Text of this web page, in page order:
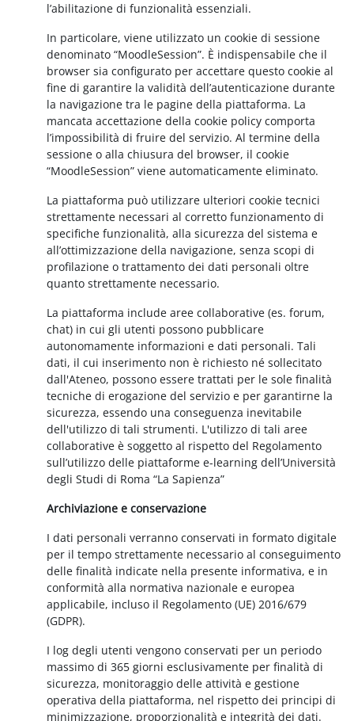
l’abilitazione di funzionalità essenziali.
In particolare, viene utilizzato un cookie di sessione
denominato “MoodleSession”. È indispensabile che il
browser sia configurato per accettare questo cookie al
fine di garantire la validità dell’autenticazione durante
la navigazione tra le pagine della piattaforma. La
mancata accettazione della cookie policy comporta
l’impossibilità di fruire del servizio. Al termine della
sessione o alla chiusura del browser, il cookie
“MoodleSession” viene automaticamente eliminato.
La piattaforma può utilizzare ulteriori cookie tecnici
strettamente necessari al corretto funzionamento di
specifiche funzionalità, alla sicurezza del sistema e
all’ottimizzazione della navigazione, senza scopi di
profilazione o trattamento dei dati personali oltre
quanto strettamente necessario.
La piattaforma include aree collaborative (es. forum,
chat) in cui gli utenti possono pubblicare
autonomamente informazioni e dati personali. Tali
dati, il cui inserimento non è richiesto né sollecitato
dall'Ateneo, possono essere trattati per le sole finalità
tecniche di erogazione del servizio e per garantirne la
sicurezza, essendo una conseguenza inevitabile
dell'utilizzo di tali strumenti. L'utilizzo di tali aree
collaborative è soggetto al rispetto del Regolamento
sull’utilizzo delle piattaforme e-learning dell’Università
degli Studi di Roma “La Sapienza”
Archiviazione e conservazione
I dati personali verranno conservati in formato digitale
per il tempo strettamente necessario al conseguimento
delle finalità indicate nella presente informativa, e in
conformità alla normativa nazionale e europea
applicabile, incluso il Regolamento (UE) 2016/679
(GDPR).
I log degli utenti vengono conservati per un periodo
massimo di 365 giorni esclusivamente per finalità di
sicurezza, monitoraggio delle attività e gestione
operativa della piattaforma, nel rispetto dei principi di
minimizzazione, proporzionalità e integrità dei dati.